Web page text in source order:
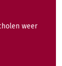
weer